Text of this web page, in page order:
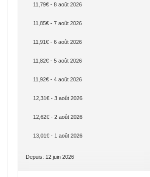
11,79€ - 8 août 2026
11,85€ - 7 août 2026
11,91€ - 6 août 2026
11,82€ - 5 août 2026
11,92€ - 4 août 2026
12,31€ - 3 août 2026
12,62€ - 2 août 2026
13,01€ - 1 août 2026
Depuis: 12 juin 2026